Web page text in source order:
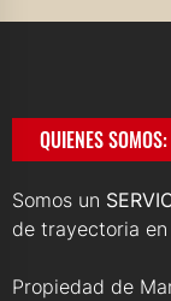
QUIENES SOMOS:
Somos un
de trayectoria
Propiedad de